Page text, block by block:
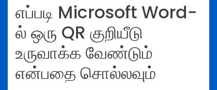
எப்படி Microsoft Word-
ல் ஒரு QR குறியீடு
உருவாக்க வேண்டும்
என்பதை சொல்லவும்